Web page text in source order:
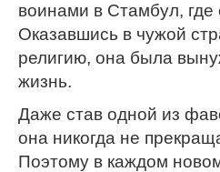
воинами в Стамбул, где
Оказавшись в чужой
религию, она была
жизнь.
Даже став одной из
она никогда не
Поэтому в каждом